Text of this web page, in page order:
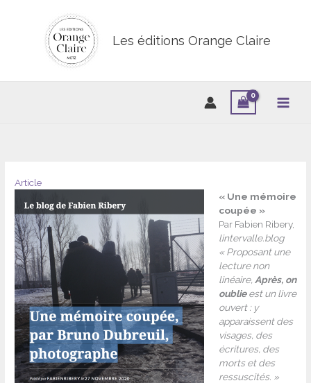
Les éditions Orange Claire
Article
« Une mémoire
coupée »
Par Fabien Ribery,
lintervalle.blog
« Proposant une
lecture non
linéaire, Après, on
oublieest un livre
ouvert : y
apparaissent des
visages, des
écritures, des
morts et des
ressuscités. »